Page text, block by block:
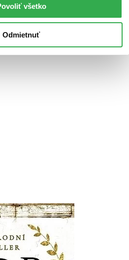
všetko
Odmietnuť
titulov)E-kniha: EPUB
tituly)Audiokniha: MP32